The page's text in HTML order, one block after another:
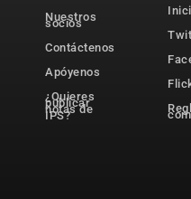
Nuestros
socios
Contáctenos
Apóyenos
¿Quieres
publicar
notas de
IPS?